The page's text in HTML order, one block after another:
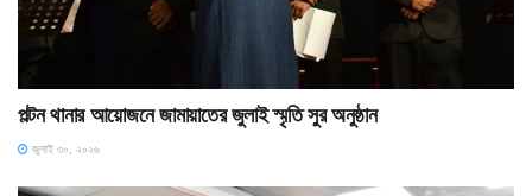
পল্টন থানার আয়োজনে জামায়াতের জুলাই স্মৃতি সুর অনুষ্ঠান
জুলাই ৩০, ২০২৬